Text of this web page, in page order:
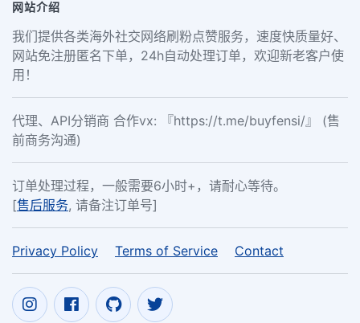
网站介绍
我们提供各类海外社交网络刷粉点赞服务，速度快质量好、
网站免注册匿名下单，24h自动处理订单，欢迎新老客户使
用！
代理、API分销商 合作vx: 『https://t.me/buyfensi/』 (售
前商务沟通)
订单处理过程，一般需要6小时+，请耐心等待。
[售后服务, 请备注订单号]
Privacy Policy Terms of Service Contact